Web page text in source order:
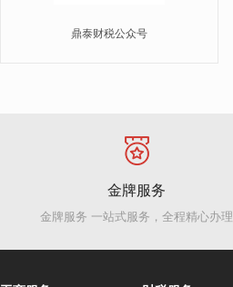
鼎泰财税公众号
金牌服务
金牌服务 一站式服务，全程精心办理